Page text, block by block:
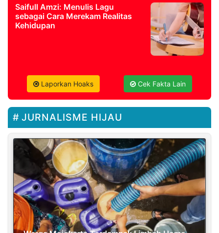
Saifull Amzi: Menulis Lagu
sebagai Cara Merekam Realitas
Kehidupan
Laporkan Hoaks Cek Fakta Lain
JURNALISME HIJAU